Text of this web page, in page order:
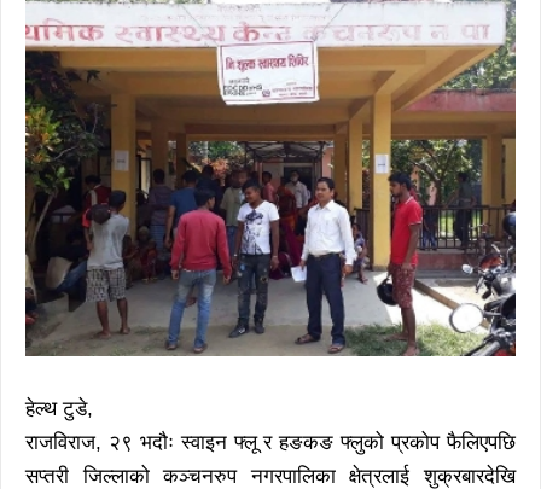
हेल्थ टुडे,
राजविराज, २९ भदौः स्वाइन फ्लू र हङकङ फ्लुको प्रकोप फैलिएपछि
सप्तरी जिल्लाको कञ्चनरुप नगरपालिका क्षेत्रलाई शुक्रबारदेखि